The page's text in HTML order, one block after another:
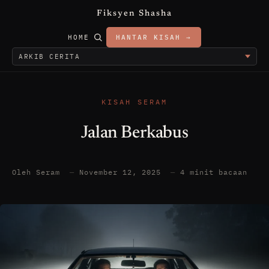
Fiksyen Shasha
HOME HANTAR KISAH →
KISAH SERAM
Jalan Berkabus
Oleh Seram — November 12, 2025 — 4 minit bacaan